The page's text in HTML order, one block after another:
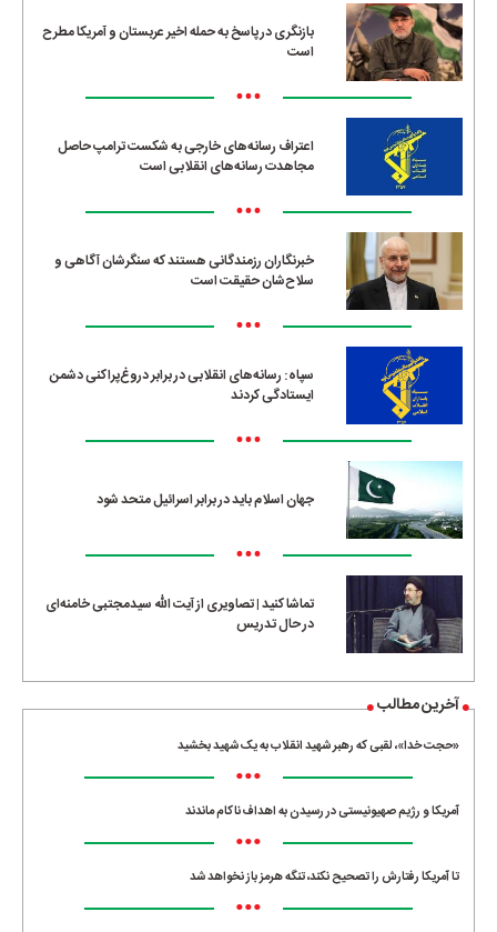
بازنگری در پاسخ به حمله اخیر عربستان و آمریکا مطرح
است
•••
اعتراف رسانه‌های خارجی به شکست ترامپ حاصل
مجاهدت رسانه‌های انقلابی است
•••
خبرنگاران رزمندگانی هستند که سنگرشان آگاهی و
سلاح‌شان حقیقت است
•••
سپاه: رسانه‌های انقلابی در برابر دروغ‌پراکنی دشمن
ایستادگی کردند
•••
جهان اسلام باید در برابر اسرائیل متحد شود
•••
تماشا کنید | تصاویری از آیت الله سیدمجتبی خامنه‌ای
در حال تدریس
آخرین مطالب
«حجت خدا»، لقبی که رهبر شهید انقلاب به یک شهید بخشید
•••
آمریکا و رژیم صهیونیستی در رسیدن به اهداف ناکام ماندند
•••
تا آمریکا رفتارش را تصحیح نکند، تنگه هرمز باز نخواهد شد
•••